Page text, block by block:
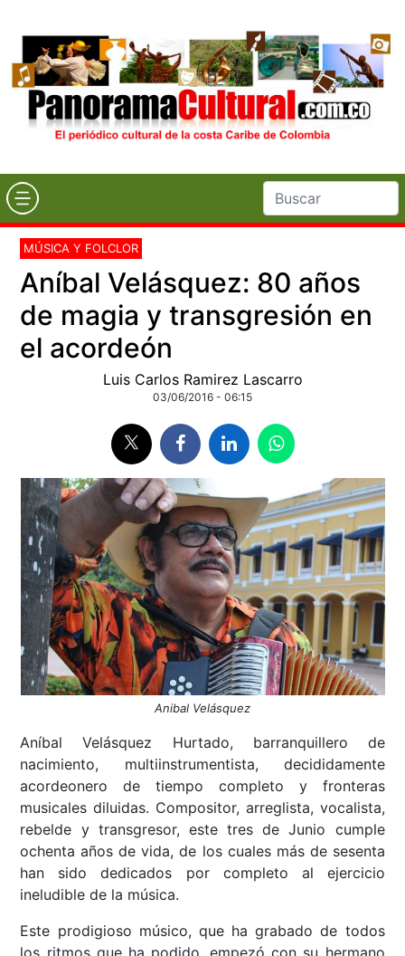
MÚSICA Y FOLCLOR
Aníbal Velásquez: 80 años
de magia y transgresión en
el acordeón
Luis Carlos Ramirez Lascarro
03/06/2016 - 06:15
Anibal Velásquez
Aníbal Velásquez Hurtado, barranquillero de
nacimiento, multiinstrumentista, decididamente
acordeonero de tiempo completo y fronteras
musicales diluidas. Compositor, arreglista, vocalista,
rebelde y transgresor, este tres de Junio cumple
ochenta años de vida, de los cuales más de sesenta
han sido dedicados por completo al ejercicio
ineludible de la música.
Este prodigioso músico, que ha grabado de todos
los ritmos que ha podido, empezó con su hermano